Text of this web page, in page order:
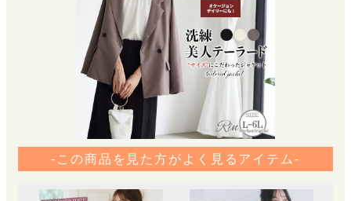
-この商品を見た方がよく見るアイテム-